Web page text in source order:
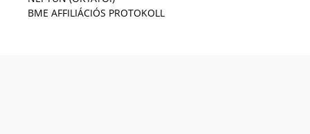
BME AFFILIÁCIÓS PROTOKOLL